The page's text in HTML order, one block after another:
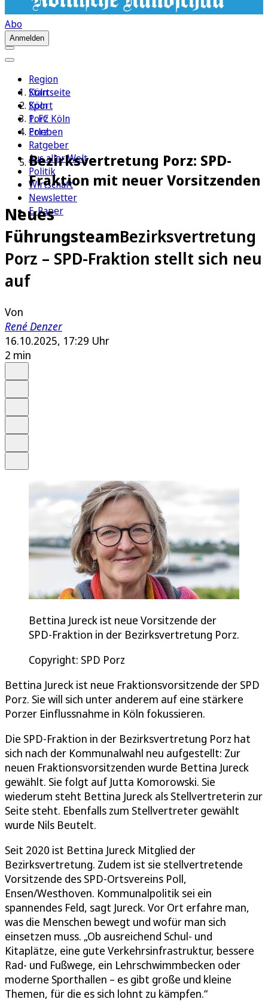
Abo
Anmelden
Region
Köln
Sport
1. FC Köln
Erleben
Ratgeber
Aus aller Welt
Politik
Wirtschaft
Newsletter
E-Paper
Startseite
Köln
Porz
Porz
Bezirksvertretung Porz: SPD-
Fraktion mit neuer Vorsitzenden
Neues
FührungsteamBezirksvertretung
Porz – SPD-Fraktion stellt sich neu
auf
Von
René Denzer
16.10.2025, 17:29 Uhr
2 min
Bettina Jureck ist neue Vorsitzende der
SPD-Fraktion in der Bezirksvertretung Porz.
Copyright: SPD Porz
Bettina Jureck ist neue Fraktionsvorsitzende der SPD
Porz. Sie will sich unter anderem auf eine stärkere
Porzer Einflussnahme in Köln fokussieren.
Die SPD-Fraktion in der Bezirksvertretung Porz hat
sich nach der Kommunalwahl neu aufgestellt: Zur
neuen Fraktionsvorsitzenden wurde Bettina Jureck
gewählt. Sie folgt auf Jutta Komorowski. Sie
wiederum steht Bettina Jureck als Stellvertreterin zur
Seite steht. Ebenfalls zum Stellvertreter gewählt
wurde Nils Beutelt.
Seit 2020 ist Bettina Jureck Mitglied der
Bezirksvertretung. Zudem ist sie stellvertretende
Vorsitzende des SPD-Ortsvereins Poll,
Ensen/Westhoven. Kommunalpolitik sei ein
spannendes Feld, sagt Jureck. Vor Ort erfahre man,
was die Menschen bewegt und wofür man sich
einsetzen muss. „Ob ausreichend Schul- und
Kitaplätze, eine gute Verkehrsinfrastruktur, bessere
Rad- und Fußwege, ein Lehrschwimmbecken oder
moderne Sporthallen – es gibt große und kleine
Themen, für die es sich lohnt zu kämpfen.“